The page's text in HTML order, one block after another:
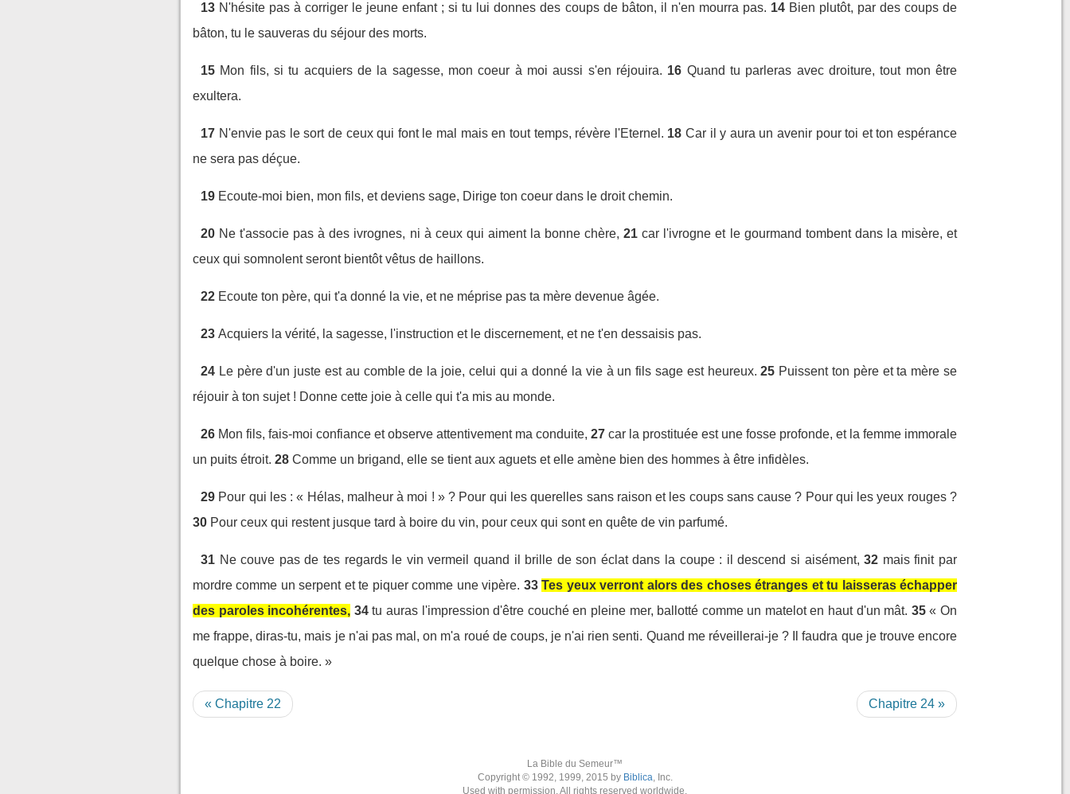
13 N'hésite pas à corriger le jeune enfant ; si tu lui donnes des coups de bâton, il n'en mourra pas. 14 Bien plutôt, par des coups de
bâton, tu le sauveras du séjour des morts.
15 Mon fils, si tu acquiers de la sagesse, mon coeur à moi aussi s'en réjouira. 16 Quand tu parleras avec droiture, tout mon être
exultera.
17 N'envie pas le sort de ceux qui font le mal mais en tout temps, révère l'Eternel. 18 Car il y aura un avenir pour toi et ton espérance
ne sera pas déçue.
19 Ecoute-moi bien, mon fils, et deviens sage, Dirige ton coeur dans le droit chemin.
20 Ne t'associe pas à des ivrognes, ni à ceux qui aiment la bonne chère, 21 car l'ivrogne et le gourmand tombent dans la misère, et
ceux qui somnolent seront bientôt vêtus de haillons.
22 Ecoute ton père, qui t'a donné la vie, et ne méprise pas ta mère devenue âgée.
23 Acquiers la vérité, la sagesse, l'instruction et le discernement, et ne t'en dessaisis pas.
24 Le père d'un juste est au comble de la joie, celui qui a donné la vie à un fils sage est heureux. 25 Puissent ton père et ta mère se
réjouir à ton sujet ! Donne cette joie à celle qui t'a mis au monde.
26 Mon fils, fais-moi confiance et observe attentivement ma conduite, 27 car la prostituée est une fosse profonde, et la femme immorale
un puits étroit. 28 Comme un brigand, elle se tient aux aguets et elle amène bien des hommes à être infidèles.
29 Pour qui les : « Hélas, malheur à moi ! » ? Pour qui les querelles sans raison et les coups sans cause ? Pour qui les yeux rouges ?
30 Pour ceux qui restent jusque tard à boire du vin, pour ceux qui sont en quête de vin parfumé.
31 Ne couve pas de tes regards le vin vermeil quand il brille de son éclat dans la coupe : il descend si aisément, 32 mais finit par
mordre comme un serpent et te piquer comme une vipère. 33 Tes yeux verront alors des choses étranges et tu laisseras échapper
des paroles incohérentes, 34 tu auras l'impression d'être couché en pleine mer, ballotté comme un matelot en haut d'un mât. 35 « On
me frappe, diras-tu, mais je n'ai pas mal, on m'a roué de coups, je n'ai rien senti. Quand me réveillerai-je ? Il faudra que je trouve encore
quelque chose à boire. »
« Chapitre 22 Chapitre 24 »
La Bible du Semeur™
Copyright © 1992, 1999, 2015 by Biblica, Inc.
Used with permission. All rights reserved worldwide.